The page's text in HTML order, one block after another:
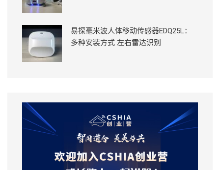
易探毫米波人体移动传感器EDQ25L：
多种安装方式 左右雷达识别